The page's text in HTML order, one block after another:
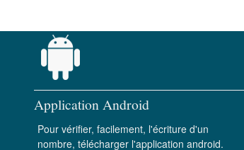
Application Android
Pour vérifier, facilement, l'écriture d'un
nombre, télécharger l'application android.